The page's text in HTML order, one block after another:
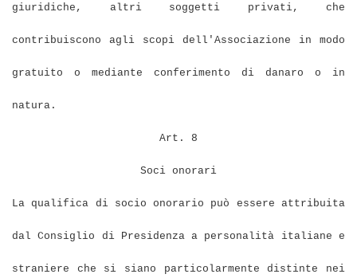
giuridiche, altri soggetti privati, che
contribuiscono agli scopi dell'Associazione in modo
gratuito o mediante conferimento di danaro o in
natura.
Art. 8
Soci onorari
La qualifica di socio onorario può essere attribuita
dal Consiglio di Presidenza a personalità italiane e
straniere che si siano particolarmente distinte nei